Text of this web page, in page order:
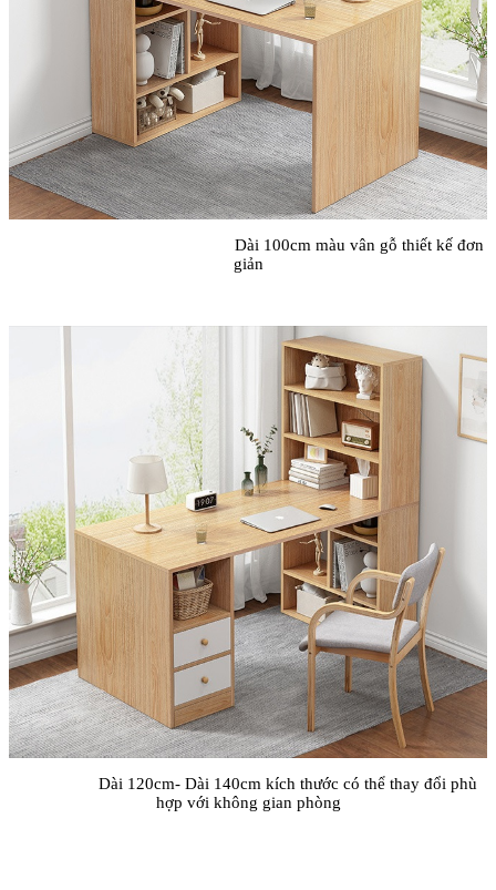
Dài 100cm màu vân gỗ thiết kế đơn
giản
Dài 120cm- Dài 140cm kích thước có thể thay đổi phù
hợp với không gian phòng